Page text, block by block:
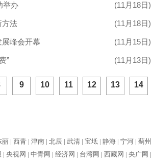
举办 (11月18日)
方法 (11月18日)
峰会开幕 (11月15日)
” (11月13日)
9 10 11 12 13 14
丽 |西青 |津南 |北辰 |武清 |宝坻 |静海 |宁河 |蓟州
|央视网 |中青网 |经济网 | 台湾网 |西藏网 |央广网 |